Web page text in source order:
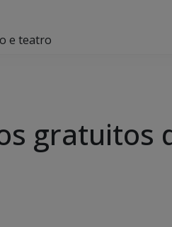
e teatro
gratuitos